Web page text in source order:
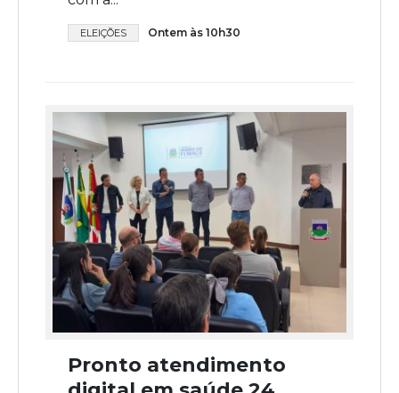
ELEIÇÕES Ontem às 10h30
Pronto atendimento